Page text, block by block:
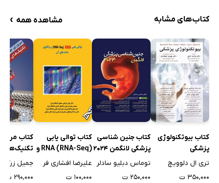
کتاب‌های مشابه مشاهده همه ›
کتاب بیوتکنولوژی
پزشکی
تری ال دلوویچ
۳۵۰,۰۰۰ ت
کتاب جنین شناسی
پزشکی لانگمن 2024
توماس دبلیو سادلر
۲۵۰,۰۰۰ ت
کتاب توالی‌ یابی
(RNA (RNA-Seq و
واکاوی داده‌های آن
علیرضا افشاری فر
۱۰۰,۰۰۰ ت
کتاب
تکنیک‌های
مولکولی
جمیل زرگان
۲۹۰,۰۰۰ ت